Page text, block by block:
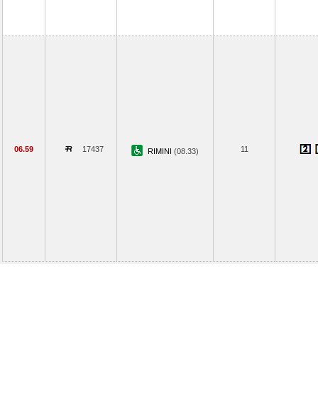
06.59 17437 RIMINI (08.33) 11